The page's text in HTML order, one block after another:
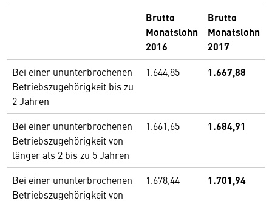
Brutto
Monatslohn
2016
Brutto
Monatslohn
2017
Bei einer ununterbrochenen
Betriebszugehörigkeit bis zu
2 Jahren
1.644,85 1.667,88
Bei einer ununterbrochenen
Betriebszugehörigkeit von
länger als 2 bis zu 5 Jahren
1.661,65 1.684,91
Bei einer ununterbrochenen
Betriebszugehörigkeit von
1.678,44 1.701,94